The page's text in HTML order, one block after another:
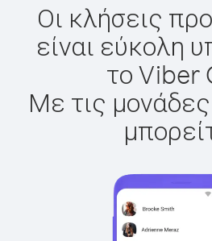
Οι κλήσεις
είναι εύκολη
το Viber
Με τις